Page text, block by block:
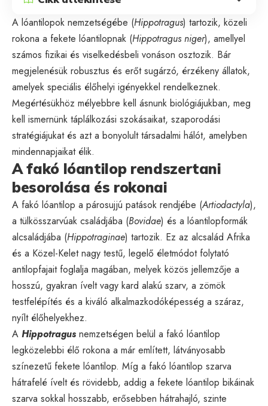
A lóantilopok nemzetségébe (Hippotragus) tartozik, közeli
rokona a fekete lóantilopnak (Hippotragus niger), amellyel
számos fizikai és viselkedésbeli vonáson osztozik. Bár
megjelenésük robusztus és erőt sugárzó, érzékeny állatok,
amelyek speciális élőhelyi igényekkel rendelkeznek.
Megértésükhöz mélyebbre kell ásnunk biológiájukban, meg
kell ismernünk táplálkozási szokásaikat, szaporodási
stratégiájukat és azt a bonyolult társadalmi hálót, amelyben
mindennapjaikat élik.
A fakó lóantilop rendszertani
besorolása és rokonai
A fakó lóantilop a párosujjú patások rendjébe (Artiodactyla),
a tülkösszarvúak családjába (Bovidae) és a lóantilopformák
alcsaládjába (Hippotraginae) tartozik. Ez az alcsalád Afrika
és a Közel-Kelet nagy testű, legelő életmódot folytató
antilopfajait foglalja magában, melyek közös jellemzője a
hosszú, gyakran ívelt vagy kard alakú szarv, a zömök
testfelépítés és a kiváló alkalmazkodóképesség a száraz,
nyílt élőhelyekhez.
A Hippotragus nemzetségen belül a fakó lóantilop
legközelebbi élő rokona a már említett, látványosabb
színezetű fekete lóantilop. Míg a fakó lóantilop szarva
hátrafelé ívelt és rövidebb, addig a fekete lóantilop bikáinak
szarva sokkal hosszabb, erősebben hátrahajló, szinte